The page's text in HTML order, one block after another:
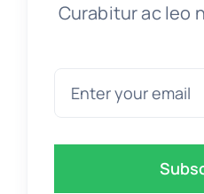
Curabitur ac leo